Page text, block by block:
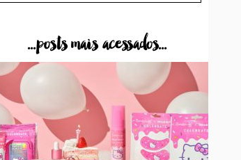
...posts mais acessados...